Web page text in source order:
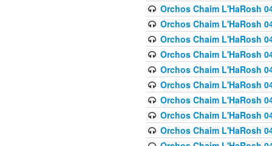
Orchos Chaim L'HaRosh
Orchos Chaim L'HaRosh
Orchos Chaim L'HaRosh
Orchos Chaim L'HaRosh
Orchos Chaim L'HaRosh
Orchos Chaim L'HaRosh
Orchos Chaim L'HaRosh
Orchos Chaim L'HaRosh
Orchos Chaim L'HaRosh